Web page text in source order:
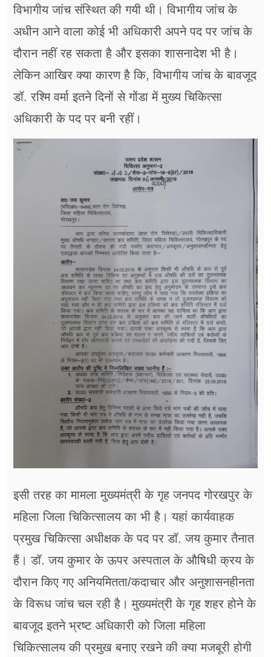
विभागीय जांच संस्थित की गयी थी। विभागीय जांच के
अधीन आने वाला कोई भी अधिकारी अपने पद पर जांच के
दौरान नहीं रह सकता है और इसका शासनादेश भी है।
लेकिन आखिर क्या कारण है कि, विभागीय जांच के बावजूद
डॉ. रश्मि वर्मा इतने दिनों से गोंडा में मुख्य चिकित्सा
अधिकारी के पद पर बनी रहीं।
इसी तरह का मामला मुख्यमंत्री के गृह जनपद गोरखपुर के
महिला ​जिला चिकित्सालय का भी है। यहां कार्यवाहक
प्रमुख चिकित्सा अधीक्षक के पद पर डॉ. जय कुमार तैनात
हैं। डॉ. जय कुमार के ऊपर अस्पताल के औषिधी क्रय के
दौरान किए गए अनियमितता/कदाचार और अनुशासनहीनता
के विरूध जांच चल रही है। मुख्यमंत्री के गृह शहर होने के
बावजूद इतने भ्रष्ट अधिकारी को जिला महिला
चिकित्सालय की प्रमुख बनाए रखने की क्या मजबूरी होगी